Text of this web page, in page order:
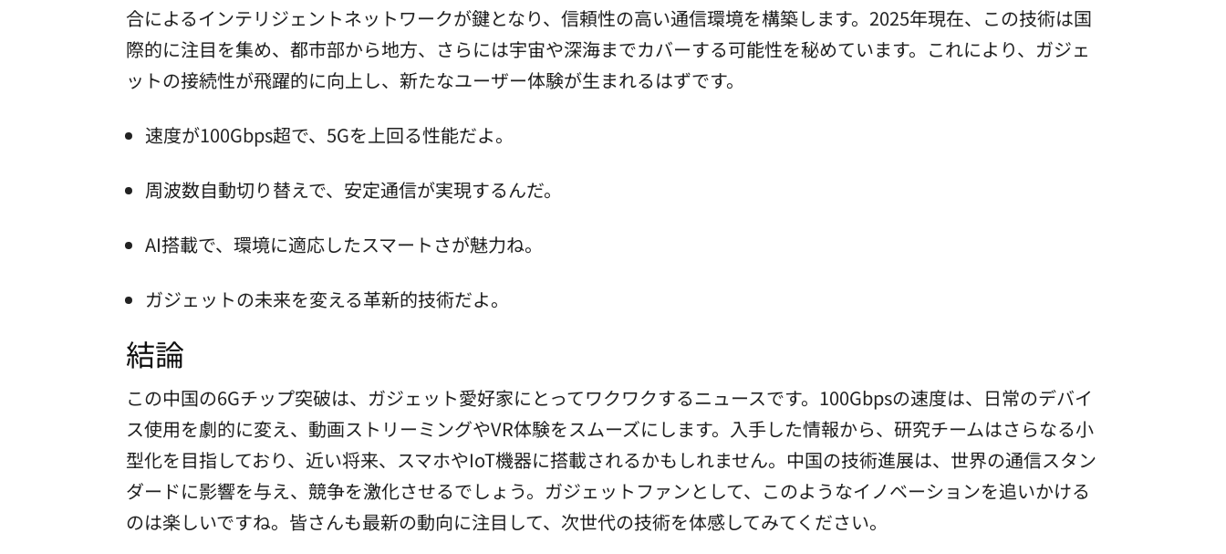
合によるインテリジェントネットワークが鍵となり、信頼性の高い通信環境を構築します。2025年現在、この技術は国
際的に注目を集め、都市部から地方、さらには宇宙や深海までカバーする可能性を秘めています。これにより、ガジェ
ットの接続性が飛躍的に向上し、新たなユーザー体験が生まれるはずです。
速度が100Gbps超で、5Gを上回る性能だよ。
周波数自動切り替えで、安定通信が実現するんだ。
AI搭載で、環境に適応したスマートさが魅力ね。
ガジェットの未来を変える革新的技術だよ。
結論
この中国の6Gチップ突破は、ガジェット愛好家にとってワクワクするニュースです。100Gbpsの速度は、日常のデバイ
ス使用を劇的に変え、動画ストリーミングやVR体験をスムーズにします。入手した情報から、研究チームはさらなる小
型化を目指しており、近い将来、スマホやIoT機器に搭載されるかもしれません。中国の技術進展は、世界の通信スタン
ダードに影響を与え、競争を激化させるでしょう。ガジェットファンとして、このようなイノベーションを追いかける
のは楽しいですね。皆さんも最新の動向に注目して、次世代の技術を体感してみてください。